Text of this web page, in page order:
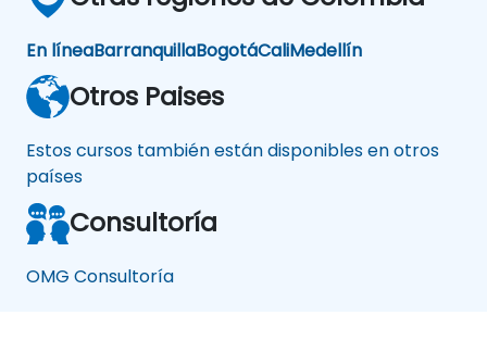
En líneaBarranquillaBogotáCaliMedellín
Otros Paises
Estos cursos también están disponibles en otros
países
Consultoría
OMG Consultoría